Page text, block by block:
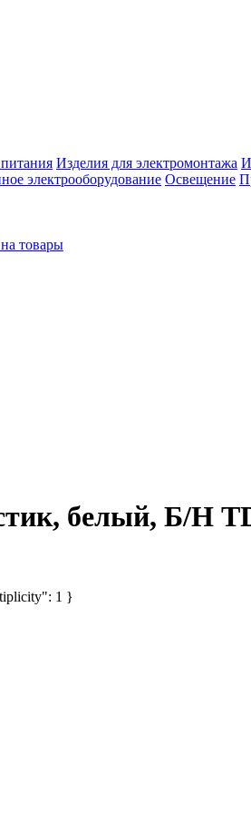
Изделия для электромонтажа
электрооборудование Освещение
товары
белый, Б/Н
1 }